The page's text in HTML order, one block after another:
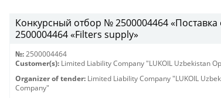
Конкурсный отбор № 2500004464
2500004464 «Filters supply»
№: 2500004464
Customer(s): Limited Liability Company "LUKOIL Uzbekistan
Organizer of tender: Limited Liability Company "LUKOIL
Company"